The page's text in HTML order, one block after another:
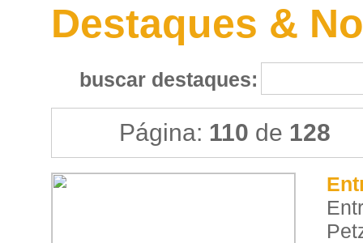
Destaques &
buscar destaques:
Página: 110 de 128